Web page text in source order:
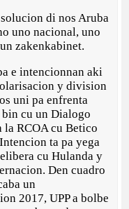
di nos Aruba
uno nacional, uno
zakenkabinet.
e intencionnan aki
y division
uni pa enfrenta
cu un Dialogo
la RCOA cu Betico
ta pa yega
cu Hulanda y
Den cuadro
un
2017, UPP a bolbe